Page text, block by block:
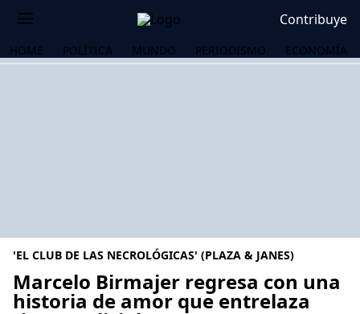
Contribuye
HOME POLÍTICA MUNDO PERIODISMO ECONOMÍA
'EL CLUB DE LAS NECROLÓGICAS' (PLAZA & JANES)
Marcelo Birmajer regresa con una
historia de amor que entrelaza